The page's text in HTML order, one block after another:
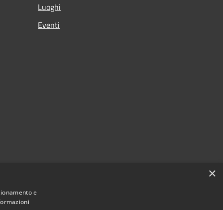
Luoghi
Eventi
×
e